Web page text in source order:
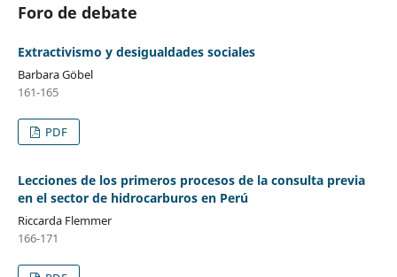
Foro de debate
Extractivismo y desigualdades sociales
Barbara Göbel
161-165
PDF
Lecciones de los primeros procesos de la consulta previa
en el sector de hidrocarburos en Perú
Riccarda Flemmer
166-171